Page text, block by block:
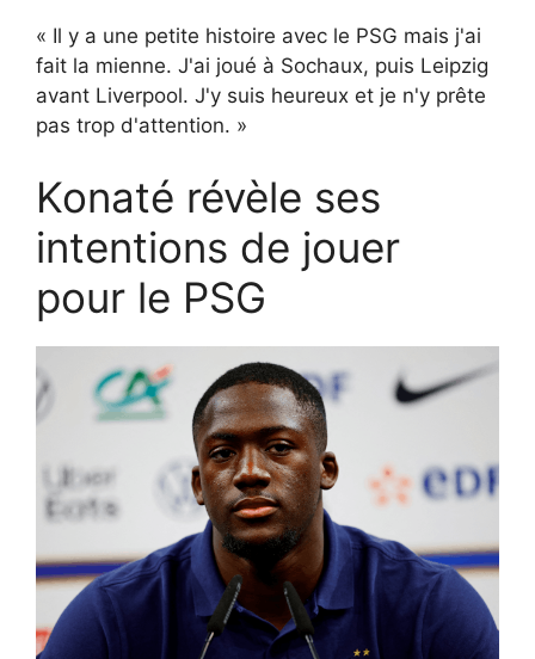
« Il y a une petite histoire avec le PSG mais j'ai
fait la mienne. J'ai joué à Sochaux, puis Leipzig
avant Liverpool. J'y suis heureux et je n'y prête
pas trop d'attention. »
Konaté révèle ses
intentions de jouer
pour le PSG